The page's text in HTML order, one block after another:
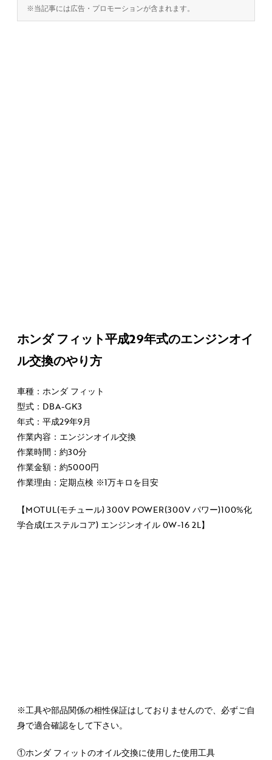
※当記事には広告・プロモーションが含まれます。
ホンダ フィット平成29年式のエンジンオイ
ル交換のやり方
車種：ホンダ フィット
型式：DBA-GK3
年式：平成29年9月
作業内容：エンジンオイル交換
作業時間：約30分
作業金額：約5000円
作業理由：定期点検 ※1万キロを目安
【MOTUL(モチュール) 300V POWER(300V パワー)100%化
学合成(エステルコア) エンジンオイル 0W-16 2L】
※工具や部品関係の相性保証はしておりませんので、必ずご自
身で適合確認をして下さい。
①ホンダ フィットのオイル交換に使用した使用工具